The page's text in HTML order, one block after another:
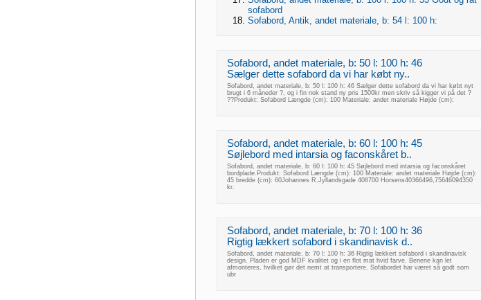
sofabord
Sofabord, Antik, andet materiale, b: 54 l: 100 h:
Sofabord, andet materiale, b: 50 l: 100 h: 46
Sælger dette sofabord da vi har købt ny..
Sofabord, andet materiale, b: 50 l: 100 h: 46 Sælger dette sofabord da vi har købt nyt
brugt i 6 måneder ?, og i fin nok stand ny pris 1500kr men skriv så kigger vi på det ?
??Produkt: Sofabord Længde (cm): 100 Materiale: andet materiale Højde (cm):
Sofabord, andet materiale, b: 60 l: 100 h: 45
Søjlebord med intarsia og faconskåret b..
Sofabord, andet materiale, b: 60 l: 100 h: 45 Søjlebord med intarsia og faconskåret
bordplade.Produkt: Sofabord Længde (cm): 100 Materiale: andet materiale Højde (cm):
45 bredde (cm): 60Johannes R.Jyllandsgade 408700 Horsens40366496,75646094350
kr.
Sofabord, andet materiale, b: 70 l: 100 h: 36
Rigtig lækkert sofabord i skandinavisk d..
Sofabord, andet materiale, b: 70 l: 100 h: 36 Rigtig lækkert sofabord i skandinavisk
design. Pladen er god MDF kvalitet og i en flot mat hvid farve. Benene kan let
afmonteres, hvilket gør det nemt at transportere. Sofabordet har været så godt som
ubr